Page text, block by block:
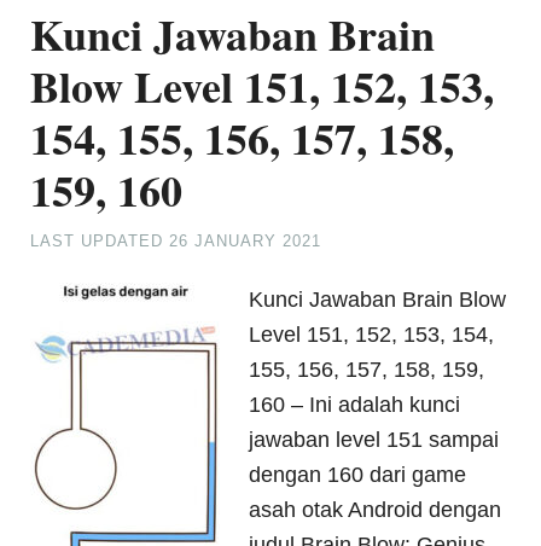
Kunci Jawaban Brain
Blow Level 151, 152, 153,
154, 155, 156, 157, 158,
159, 160
LAST UPDATED 26 JANUARY 2021
Kunci Jawaban Brain Blow
Level 151, 152, 153, 154,
155, 156, 157, 158, 159,
160 – Ini adalah kunci
jawaban level 151 sampai
dengan 160 dari game
asah otak Android dengan